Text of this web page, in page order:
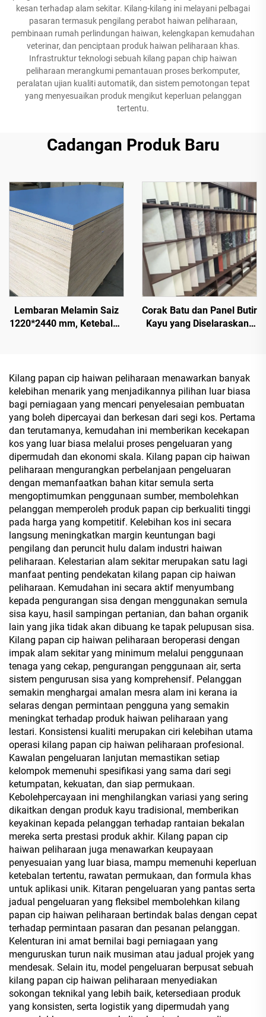
kesan terhadap alam sekitar. Kilang-kilang ini melayani pelbagai
pasaran termasuk pengilang perabot haiwan peliharaan,
pembinaan rumah perlindungan haiwan, kelengkapan kemudahan
veterinar, dan penciptaan produk haiwan peliharaan khas.
Infrastruktur teknologi sebuah kilang papan chip haiwan
peliharaan merangkumi pemantauan proses berkomputer,
peralatan ujian kualiti automatik, dan sistem pemotongan tepat
yang menyesuaikan produk mengikut keperluan pelanggan
tertentu.
Cadangan Produk Baru
Lembaran Melamin Saiz
1220*2440 mm, Ketebalan
Hiasan Kabinet
Corak Batu dan Panel Butir
Kayu yang Diselaraskan |
Campuran | Pinggir
Berwarna Serasi | Koleksi
Papan Perabot Mewah
Tanpa Cat
Kilang papan cip haiwan peliharaan menawarkan banyak
kelebihan menarik yang menjadikannya pilihan luar biasa
bagi perniagaan yang mencari penyelesaian pembuatan
yang boleh dipercayai dan berkesan dari segi kos. Pertama
dan terutamanya, kemudahan ini memberikan kecekapan
kos yang luar biasa melalui proses pengeluaran yang
dipermudah dan ekonomi skala. Kilang papan cip haiwan
peliharaan mengurangkan perbelanjaan pengeluaran
dengan memanfaatkan bahan kitar semula serta
mengoptimumkan penggunaan sumber, membolehkan
pelanggan memperoleh produk papan cip berkualiti tinggi
pada harga yang kompetitif. Kelebihan kos ini secara
langsung meningkatkan margin keuntungan bagi
pengilang dan peruncit hulu dalam industri haiwan
peliharaan. Kelestarian alam sekitar merupakan satu lagi
manfaat penting pendekatan kilang papan cip haiwan
peliharaan. Kemudahan ini secara aktif menyumbang
kepada pengurangan sisa dengan menggunakan semula
sisa kayu, hasil sampingan pertanian, dan bahan organik
lain yang jika tidak akan dibuang ke tapak pelupusan sisa.
Kilang papan cip haiwan peliharaan beroperasi dengan
impak alam sekitar yang minimum melalui penggunaan
tenaga yang cekap, pengurangan penggunaan air, serta
sistem pengurusan sisa yang komprehensif. Pelanggan
semakin menghargai amalan mesra alam ini kerana ia
selaras dengan permintaan pengguna yang semakin
meningkat terhadap produk haiwan peliharaan yang
lestari. Konsistensi kualiti merupakan ciri kelebihan utama
operasi kilang papan cip haiwan peliharaan profesional.
Kawalan pengeluaran lanjutan memastikan setiap
kelompok memenuhi spesifikasi yang sama dari segi
ketumpatan, kekuatan, dan siap permukaan.
Kebolehpercayaan ini menghilangkan variasi yang sering
dikaitkan dengan produk kayu tradisional, memberikan
keyakinan kepada pelanggan terhadap rantaian bekalan
mereka serta prestasi produk akhir. Kilang papan cip
haiwan peliharaan juga menawarkan keupayaan
penyesuaian yang luar biasa, mampu memenuhi keperluan
ketebalan tertentu, rawatan permukaan, dan formula khas
untuk aplikasi unik. Kitaran pengeluaran yang pantas serta
jadual pengeluaran yang fleksibel membolehkan kilang
papan cip haiwan peliharaan bertindak balas dengan cepat
terhadap permintaan pasaran dan pesanan pelanggan.
Kelenturan ini amat bernilai bagi perniagaan yang
menguruskan turun naik musiman atau jadual projek yang
mendesak. Selain itu, model pengeluaran berpusat sebuah
kilang papan cip haiwan peliharaan menyediakan
sokongan teknikal yang lebih baik, ketersediaan produk
yang konsisten, serta logistik yang dipermudah yang